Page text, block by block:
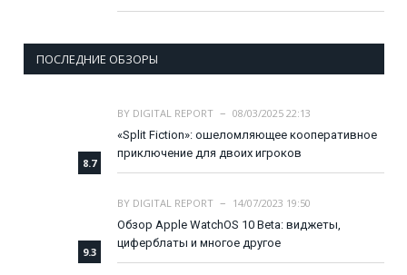
ПОСЛЕДНИЕ ОБЗОРЫ
8.7
BY DIGITAL REPORT
08/03/2025 22:13
«Split Fiction»: ошеломляющее кооперативное
приключение для двоих игроков
9.3
BY DIGITAL REPORT
14/07/2023 19:50
Обзор Apple WatchOS 10 Beta: виджеты,
циферблаты и многое другое